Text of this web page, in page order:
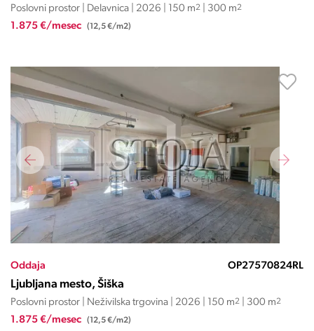
Poslovni prostor | Delavnica | 2026 | 150 m2 | 300 m2
1.875 €/mesec (12,5 €/m2)
Oddaja OP27570824RL
Ljubljana mesto, Šiška
Poslovni prostor | Neživilska trgovina | 2026 | 150 m2 | 300 m2
1.875 €/mesec (12,5 €/m2)